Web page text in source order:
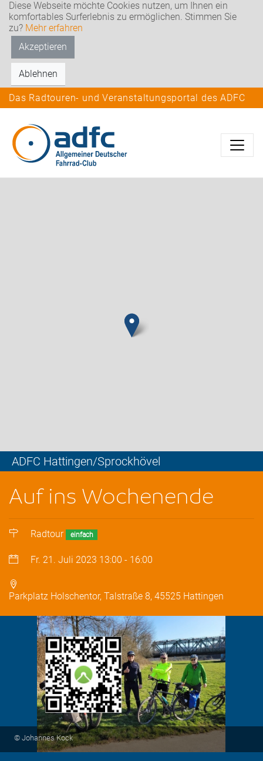
Diese Webseite möchte Cookies nutzen, um Ihnen ein
komfortables Surferlebnis zu ermöglichen. Stimmen Sie
zu? Mehr erfahren
Akzeptieren
Ablehnen
Das Radtouren- und Veranstaltungsportal des ADFC
ADFC Hattingen/Sprockhövel
Auf ins Wochenende
Radtour einfach
Fr. 21. Juli 2023 13:00 - 16:00
Parkplatz Holschentor, Talstraße 8, 45525 Hattingen
© Johannes Kock